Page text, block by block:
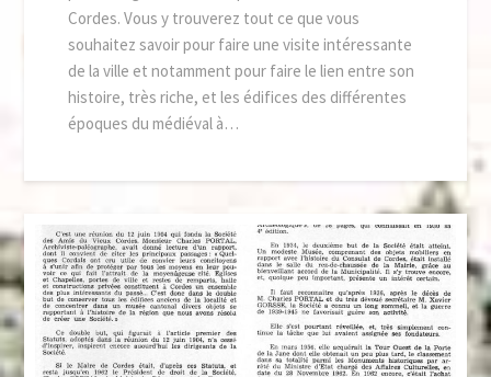
Cordes. Vous y trouverez tout ce que vous
souhaitez savoir pour faire une visite intéressante
de la ville et notamment pour faire le lien entre son
histoire, très riche, et les édifices des différentes
époques du médiéval à…